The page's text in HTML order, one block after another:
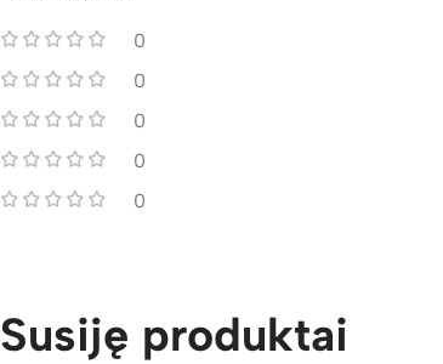
0
0
0
0
0
Susiję produktai